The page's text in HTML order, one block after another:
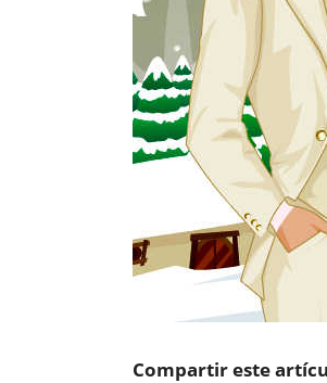
Compartir este